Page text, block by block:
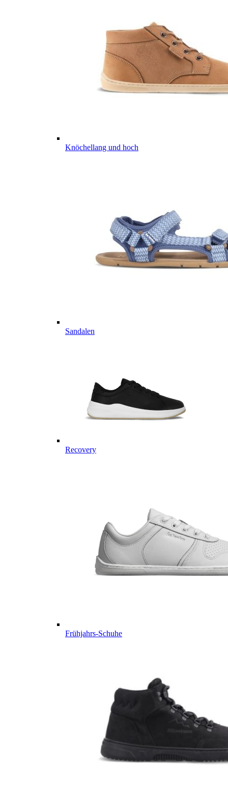
Knöchellang und hoch
Sandalen
Recovery
Frühjahrs-Schuhe